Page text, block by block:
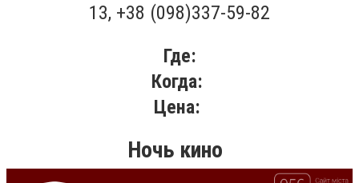
13, +38 (098)337-59-82
Где:
Когда:
Цена:
Ночь кино